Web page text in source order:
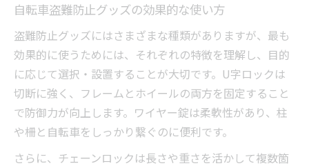
自転車盗難防止グッズの効果的な使い方
盗難防止グッズにはさまざまな種類がありますが、最も
効果的に使うためには、それぞれの特徴を理解し、目的
に応じて選択・設置することが大切です。U字ロックは
切断に強く、フレームとホイールの両方を固定すること
で防御力が向上します。ワイヤー錠は柔軟性があり、柱
や柵と自転車をしっかり繋ぐのに便利です。
さらに、チェーンロックは長さや重さを活かして複数箇